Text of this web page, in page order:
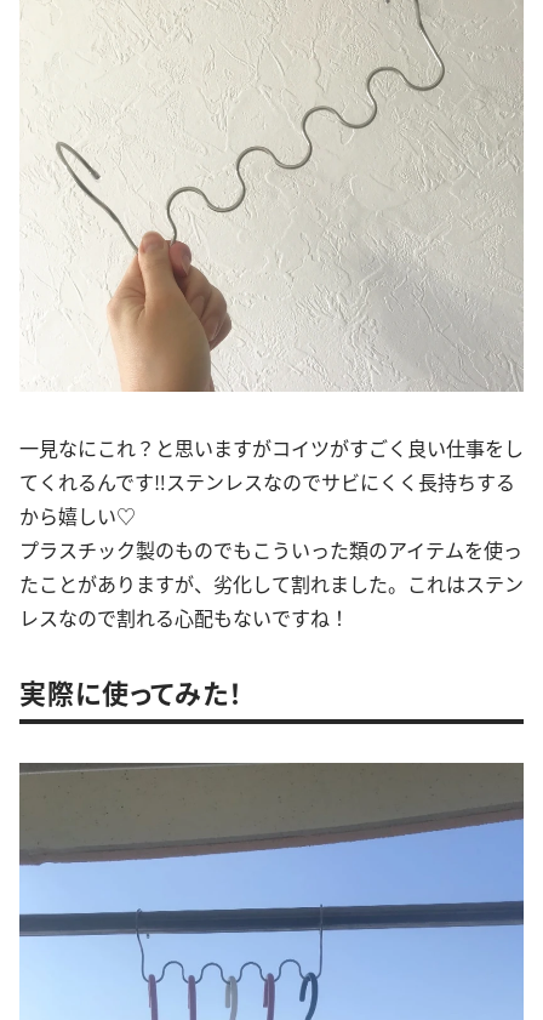
一見なにこれ？と思いますがコイツがすごく良い仕事をし
てくれるんです‼︎ステンレスなのでサビにくく長持ちする
から嬉しい♡
プラスチック製のものでもこういった類のアイテムを使っ
たことがありますが、劣化して割れました。これはステン
レスなので割れる心配もないですね！
実際に使ってみた！